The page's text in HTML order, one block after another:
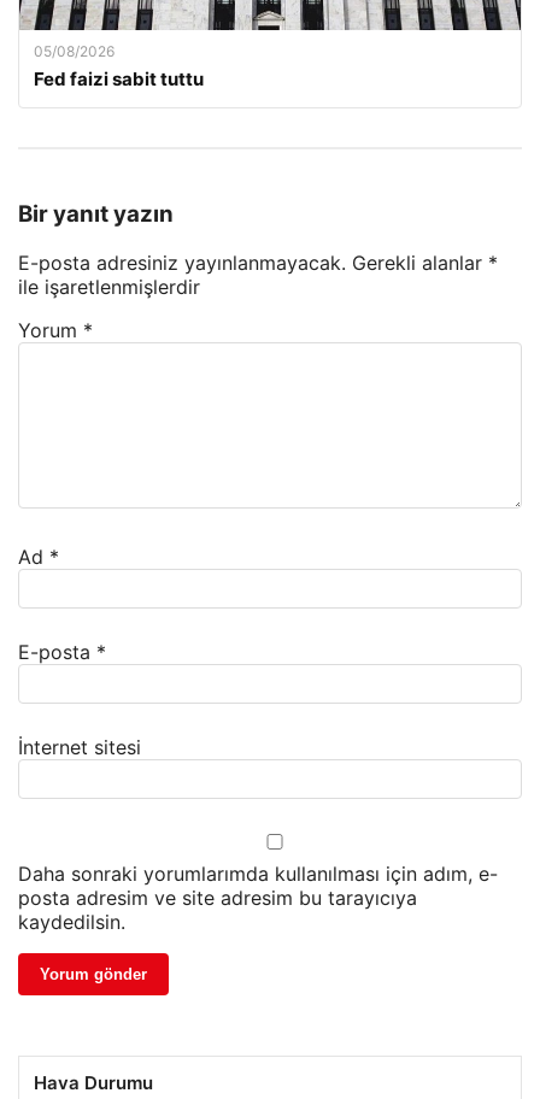
05/08/2026
Fed faizi sabit tuttu
Bir yanıt yazın
E-posta adresiniz yayınlanmayacak. Gerekli alanlar *
ile işaretlenmişlerdir
Yorum *
Ad *
E-posta *
İnternet sitesi
Daha sonraki yorumlarımda kullanılması için adım, e-
posta adresim ve site adresim bu tarayıcıya
kaydedilsin.
Hava Durumu